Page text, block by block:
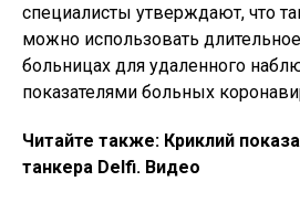
специалисты утверждают, что
можно использовать
больницах для удаленного
показателями больных
Читайте также: Криклий
танкера Delfi. Видео